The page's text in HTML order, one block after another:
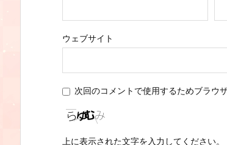
ウェブサイト
次回のコメントで使用するためブラウ
上に表示された文字を入力してください。